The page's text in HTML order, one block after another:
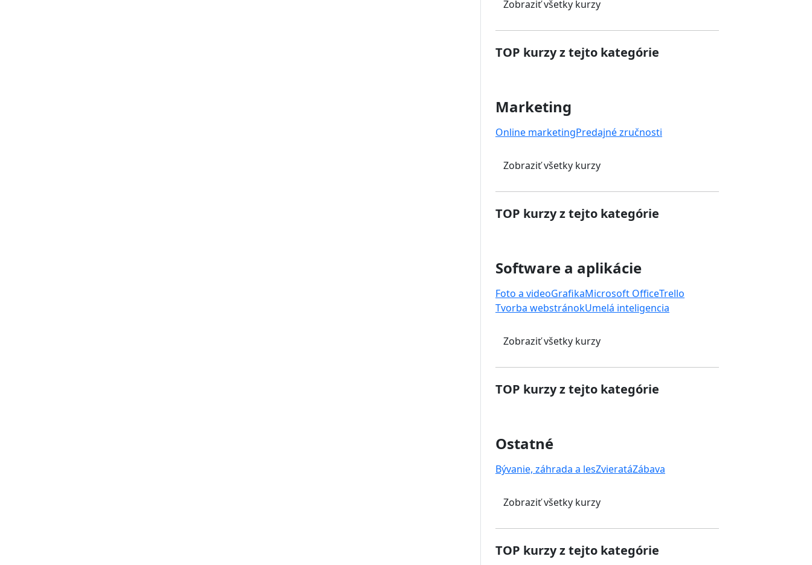
Zobraziť všetky kurzy
TOP kurzy z tejto kategórie
Marketing
Online marketingPredajné zručnosti
Zobraziť všetky kurzy
TOP kurzy z tejto kategórie
Software a aplikácie
Foto a videoGrafikaMicrosoft OfficeTrello
Tvorba webstránokUmelá inteligencia
Zobraziť všetky kurzy
TOP kurzy z tejto kategórie
Ostatné
Bývanie, záhrada a lesZvieratáZábava
Zobraziť všetky kurzy
TOP kurzy z tejto kategórie